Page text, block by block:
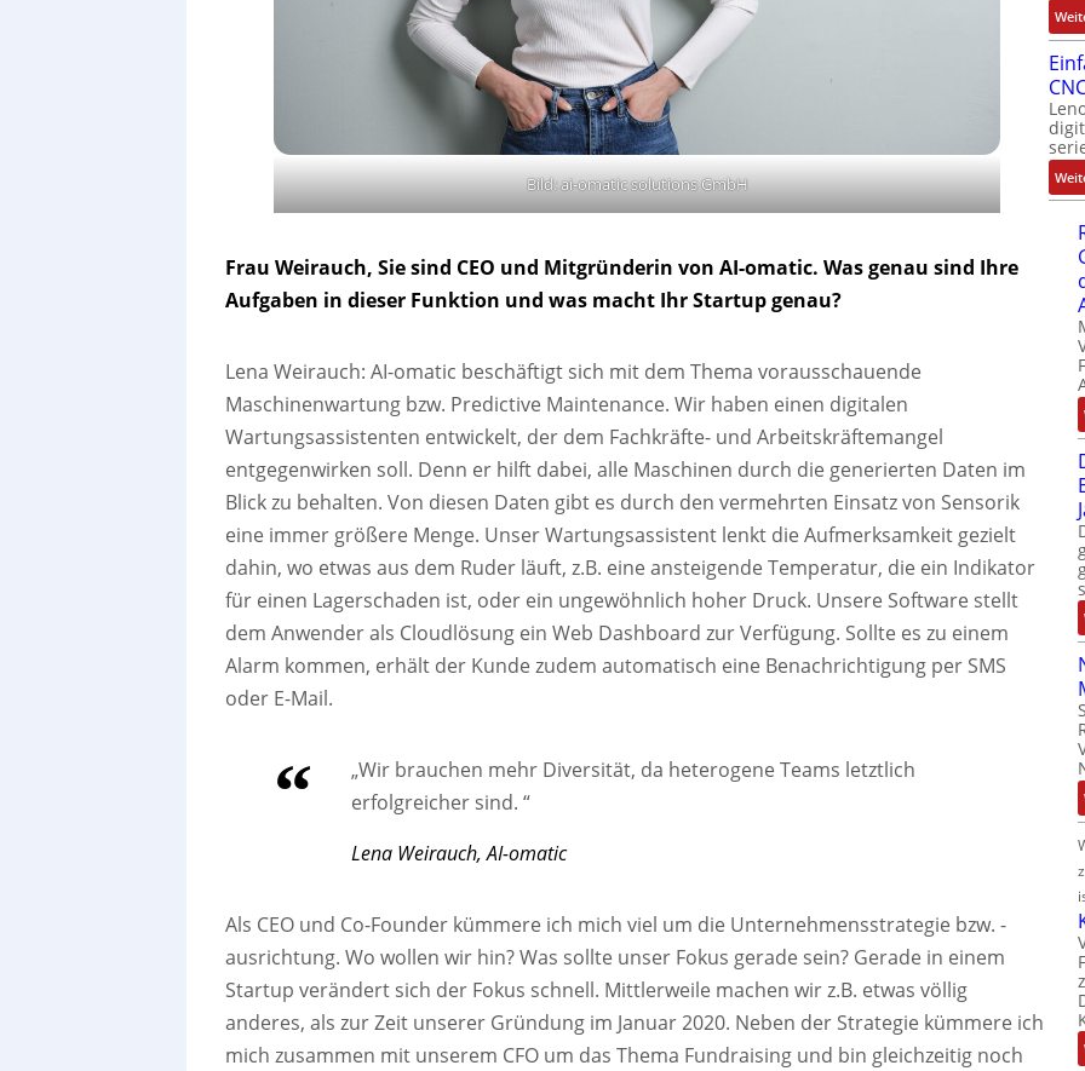
Bild: ai-omatic solutions GmbH
Frau Weirauch, Sie sind CEO und Mitgründerin von AI-omatic. Was genau sind Ihre
Aufgaben in dieser Funktion und was macht Ihr Startup genau?
Lena Weirauch: AI-omatic beschäftigt sich mit dem Thema vorausschauende
Maschinenwartung bzw. Predictive Maintenance. Wir haben einen digitalen
Wartungsassistenten entwickelt, der dem Fachkräfte- und Arbeitskräftemangel
entgegenwirken soll. Denn er hilft dabei, alle Maschinen durch die generierten Daten im
Blick zu behalten. Von diesen Daten gibt es durch den vermehrten Einsatz von Sensorik
eine immer größere Menge. Unser Wartungsassistent lenkt die Aufmerksamkeit gezielt
dahin, wo etwas aus dem Ruder läuft, z.B. eine ansteigende Temperatur, die ein Indikator
für einen Lagerschaden ist, oder ein ungewöhnlich hoher Druck. Unsere Software stellt
dem Anwender als Cloudlösung ein Web Dashboard zur Verfügung. Sollte es zu einem
Alarm kommen, erhält der Kunde zudem automatisch eine Benachrichtigung per SMS
oder E-Mail.
„Wir brauchen mehr Diversität, da heterogene Teams letztlich
erfolgreicher sind. “
Lena Weirauch, AI-omatic
Als CEO und Co-Founder kümmere ich mich viel um die Unternehmensstrategie bzw. -
ausrichtung. Wo wollen wir hin? Was sollte unser Fokus gerade sein? Gerade in einem
Startup verändert sich der Fokus schnell. Mittlerweile machen wir z.B. etwas völlig
anderes, als zur Zeit unserer Gründung im Januar 2020. Neben der Strategie kümmere ich
mich zusammen mit unserem CFO um das Thema Fundraising und bin gleichzeitig noch